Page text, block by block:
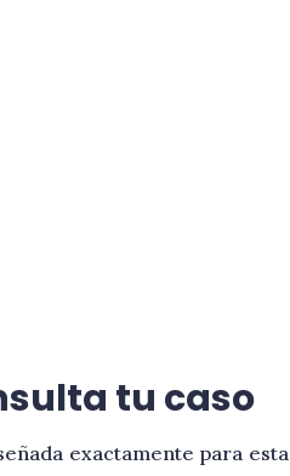
tu caso
exactamente para esta